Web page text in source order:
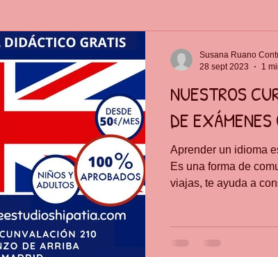
NUESTROS
DE EXÁMENES
Aprender un idioma
Es una forma de
viajas, te ayuda a
Susana Ruano
28 sept 2023
1